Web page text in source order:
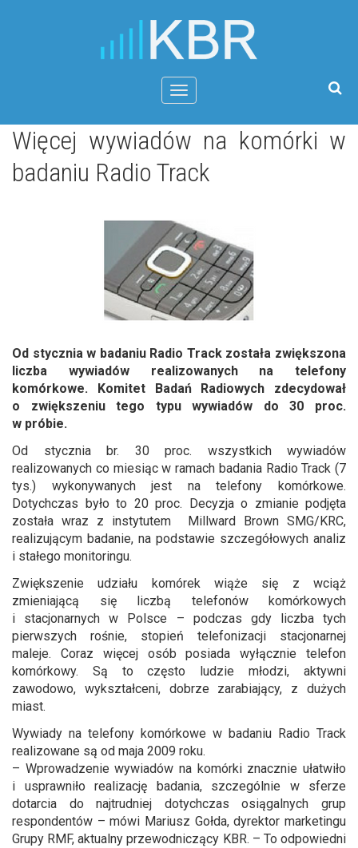
Menu
Więcej wywiadów na komórki w
badaniu Radio Track
Od stycznia w badaniu Radio Track została zwiększona
liczba wywiadów realizowanych na telefony
komórkowe. Komitet Badań Radiowych zdecydował
o zwiększeniu tego typu wywiadów do 30 proc.
w próbie.
Od stycznia br. 30 proc. wszystkich wywiadów
realizowanych co miesiąc w ramach badania Radio Track (7
tys.) wykonywanych jest na telefony komórkowe.
Dotychczas było to 20 proc. Decyzja o zmianie podjęta
została wraz z instytutem Millward Brown SMG/KRC,
realizującym badanie, na podstawie szczegółowych analiz
i stałego monitoringu.
Zwiększenie udziału komórek wiąże się z wciąż
zmieniającą się liczbą telefonów komórkowych
i stacjonarnych w Polsce – podczas gdy liczba tych
pierwszych rośnie, stopień telefonizacji stacjonarnej
maleje. Coraz więcej osób posiada wyłącznie telefon
komórkowy. Są to często ludzie młodzi, aktywni
zawodowo, wykształceni, dobrze zarabiający, z dużych
miast.
Wywiady na telefony komórkowe w badaniu Radio Track
realizowane są od maja 2009 roku.
– Wprowadzenie wywiadów na komórki znacznie ułatwiło
i usprawniło realizację badania, szczególnie w sferze
dotarcia do najtrudniej dotychczas osiągalnych grup
respondentów – mówi Mariusz Gołda, dyrektor marketingu
Grupy RMF, aktualny przewodniczący KBR. – To odpowiedni